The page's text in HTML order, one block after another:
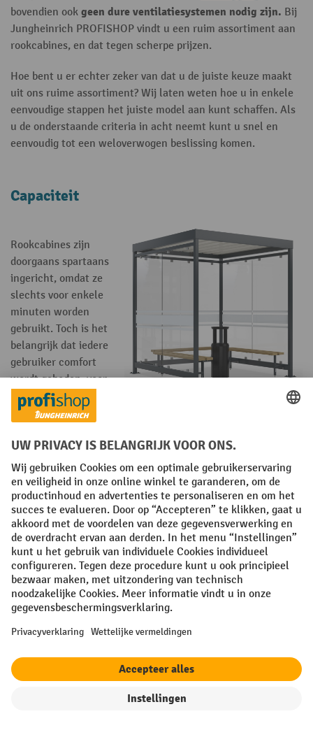
Sorteren op
bovendien ook geen dure ventilatiesystemen nodig zijn. Bij
Jungheinrich PROFISHOP vindt u een ruim assortiment aan
rookcabines, en dat tegen scherpe prijzen.
Hoe bent u er echter zeker van dat u de juiste keuze maakt
uit ons ruime assortiment? Wij laten weten hoe u in enkele
eenvoudige stappen het juiste model aan kunt schaffen. Als
u de onderstaande criteria in acht neemt kunt u snel en
eenvoudig tot een weloverwogen beslissing komen.
Capaciteit
Rookcabines zijn
doorgaans spartaans
ingericht, omdat ze
slechts voor enkele
minuten worden
gebruikt. Toch is het
belangrijk dat iedere
gebruiker comfort
wordt geboden, voor
zover dat kan. Daarbij
is het in acht nemen
kleinere bedrijven is de kortste klap simpelweg te
inventariseren hoeveel rokende werknemers van de cabine
gebruik zouden maken. Het aantal rokende klanten of
bezoekers dat gebruik zou kunnen maken van de cabine, is
zeer sterk bedrijfsafhankelijk, en laat zich moeilijker
inschatten.
Materiaal
Omdat de rookcabines dag in dag uit buiten staan, is het van
groot belang dat ze wordenvervaardigd uit hoogwaardig
onderhoud en hebben een lange levensduur. Gegalvaniseerd
staal of aluminium zijn corrosiebestendig, en veiligheidsglas
of stevige kunststofpanelen bieden daarnaast voldoende